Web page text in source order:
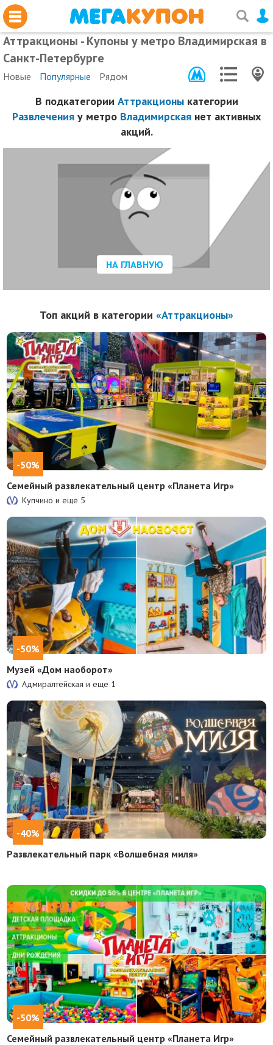
Аттракционы - Купоны у метро Владимирская в
Санкт-Петербурге
Новые Популярные Рядом
В подкатегории Аттракционыкатегории
Развлечения у метро Владимирская нет активных
акций.
НА ГЛАВНУЮ
Топ акций в категории «Аттракционы»
-50%
Семейный развлекательный центр «Планета Игр»
Купчино и еще 5
-50%
Музей «Дом наоборот»
Адмиралтейская и еще 1
-40%
Развлекательный парк «Волшебная миля»
-50%
Семейный развлекательный центр «Планета Игр»